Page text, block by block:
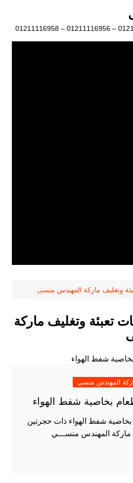
وتغليف ماركة المهندس منسى
تعبئة وتغليف ماركة
المهندس منسى
بخاصية شفط الهواء
بخاصية شفط الهواء ذات حجرتين
بمضختين موديل 603 ماركة المهندس منســـي